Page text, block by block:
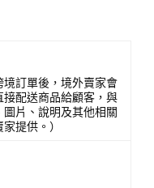
境訂單後，境外賣家會
接配送商品給顧客，與
圖片、說明及其他相關
提供。）